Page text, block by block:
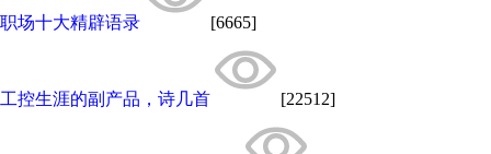
职场十大精辟语录 [6665]
工控生涯的副产品，诗几首 [22512]